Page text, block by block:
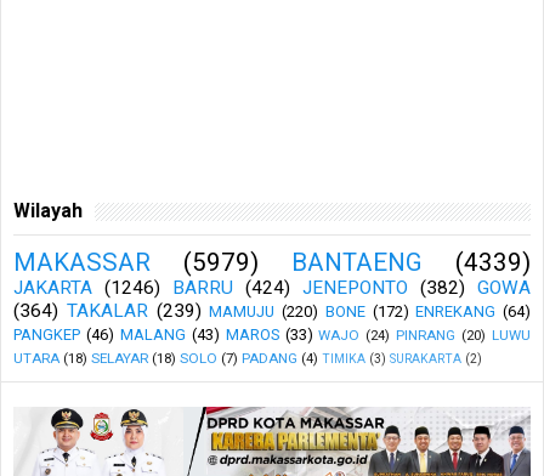
Wilayah
MAKASSAR (5979) BANTAENG (4339)
JAKARTA (1246) BARRU (424) JENEPONTO (382)
GOWA
(364) TAKALAR (239) MAMUJU (220) BONE (172) ENREKANG (64)
PANGKEP (46) MALANG (43) MAROS (33) WAJO (24) PINRANG (20) LUWU
UTARA (18) SELAYAR (18) SOLO (7) PADANG (4) TIMIKA (3) SURAKARTA (2)